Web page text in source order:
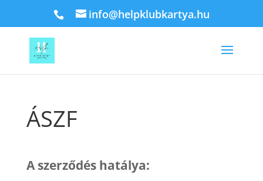
info@helpklubkartya.hu
ÁSZF
A szerződés hatálya: